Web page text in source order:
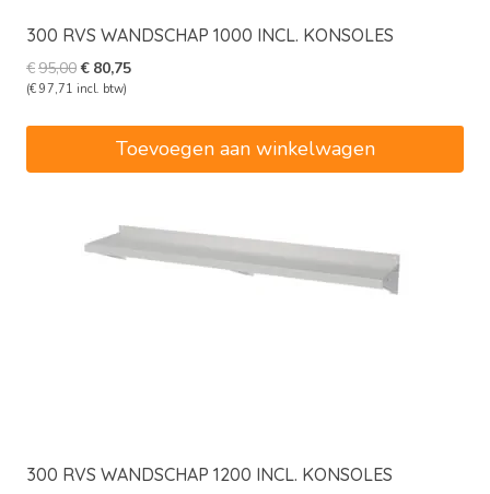
300 RVS WANDSCHAP 1000 INCL. KONSOLES
€95,00Oorspronkelijke
prijs
€95,00.
€ 80,75Huidige
(€ 97,71 incl. btw)
Toevoegen aan winkelwagen
300 RVS WANDSCHAP 1200 INCL. KONSOLES